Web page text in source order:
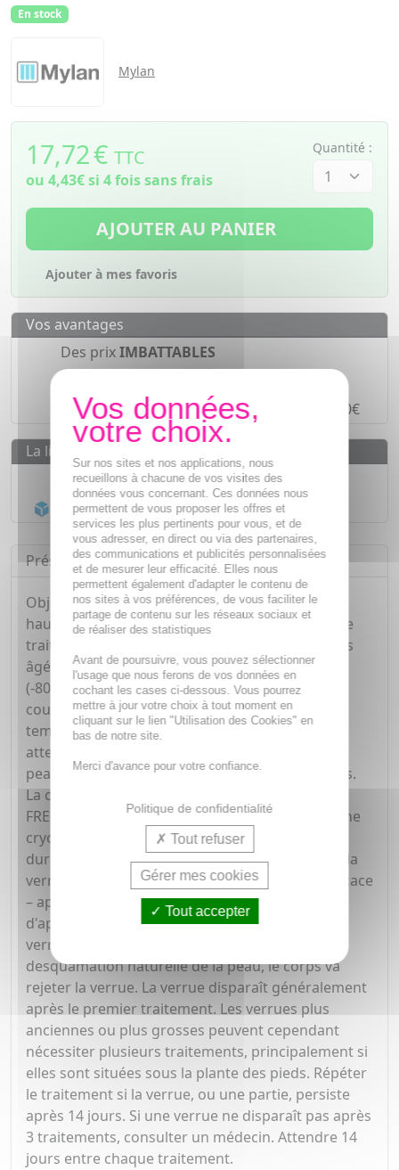
En stock
Mylan
17,72€ TTC
ou 4,43€si 4 fois sans frais
Quantité :
AJOUTER AU PANIER
Ajouter à mes favoris
Vos avantages
Des prixIMBATTABLES
Paiement en 4 fois sans frais à partir de 30€
La livraison
Livraison gratuite dès55€
Acheminement Chronoposten 24h*
Présentation
Objectif ZeroVerrue FREEZE est un dispositif de
haute performance rapide et simple d'emploi. Le
traitement est adapté aux adultes et aux enfants
âgés de plus de 4 ans. Avec un gaz très froid
(-80°C), Objectif ZeroVerrue FREEZE atteint la
couche la plus profonde de la verrue. Seules les
températures extrêmement froides peuvent
atteindre les couches les plus profondes de la
peau, dans le but d'éliminer les cellules infectées.
La composition unique d'Objectif ZerroVerrue
FREEZE, dans les traitements à domicile, offre une
cryothérapie de haute performance, maintenue
durant l'application pour éliminer efficacement la
verrue. Objectif ZeroVerrue FREEZE est très efficace
– après seulement quelques secondes
d'application, la couche la plus profonde de la
verrue est atteinte et détruite. Grâce à la
desquamation naturelle de la peau, le corps va
rejeter la verrue. La verrue disparaît généralement
après le premier traitement. Les verrues plus
anciennes ou plus grosses peuvent cependant
nécessiter plusieurs traitements, principalement si
elles sont situées sous la plante des pieds. Répéter
le traitement si la verrue, ou une partie, persiste
après 14 jours. Si une verrue ne disparaît pas après
3 traitements, consulter un médecin. Attendre 14
jours entre chaque traitement.
Sur nos sites et nos applications, nous
recueillons à chacune de vos visites des
données vous concernant. Ces données nous
permettent de vous proposer les offres et
services les plus pertinents pour vous, et de
vous adresser, en direct ou via des partenaires,
des communications et publicités personnalisées
et de mesurer leur efficacité. Elles nous
permettent également d'adapter le contenu de
nos sites à vos préférences, de vous faciliter le
partage de contenu sur les réseaux sociaux et
de réaliser des statistiques
Avant de poursuivre, vous pouvez sélectionner
l'usage que nous ferons de vos données en
cochant les cases ci-dessous. Vous pourrez
mettre à jour votre choix à tout moment en
cliquant sur le lien "Utilisation des Cookies" en
bas de notre site.
Merci d'avance pour votre confiance.
Politique de confidentialité
Tout refuser
Gérer mes cookies
Tout accepter